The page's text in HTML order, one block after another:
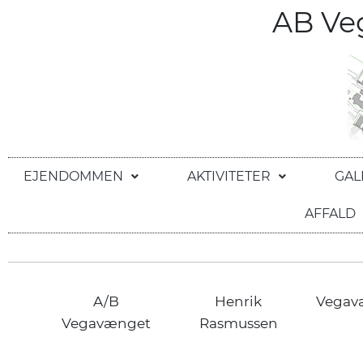
AB
EJENDOMMEN AKTIVITETER
AFFALD
A/B
Vegavænget
Henrik
Rasmussen